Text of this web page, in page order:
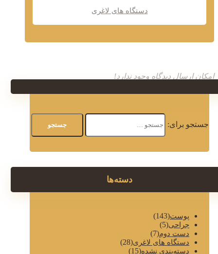
دستگاه های لاغری
امکان ارسال دیدگاه وجود ندارد!
جستجو برای:
دسته‌ها
پوست(143)
جراحی(5)
دست دوم(7)
دستگاه های لاغری(28)
دسته‌بندی نشده(15)